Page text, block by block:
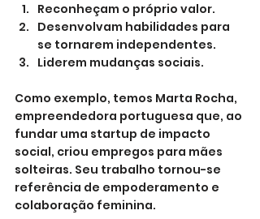
Reconheçam o próprio valor.
Desenvolvam habilidades para
se tornarem independentes.
Liderem mudanças sociais.
Como exemplo, temos Marta Rocha,
empreendedora portuguesa que, ao
fundar uma startup de impacto
social, criou empregos para mães
solteiras. Seu trabalho tornou-se
referência de empoderamento e
colaboração feminina.